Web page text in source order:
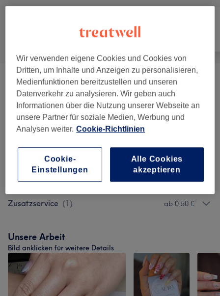
Nägel
Nagelverlängerung Mit Acryl & Gel (2 ) ab 32 €
Maniküre (1) ab 17 €
Pediküre (3 )
Premium Service ab 38 €
Augenbrauen Und Wimpern (3)
Zusatzservice (1) ab 0,50 €
Unsere Arbeit
Bild anklicken für weitere Details
Wir verwenden eigene Cookies und Cookies von
Dritten, um Inhalte und Anzeigen zu personalisieren,
Medienfunktionen bereitzustellen und unseren
Datenverkehr zu analysieren. Wir geben auch
Informationen über die Nutzung unserer Webseite an
unsere Partner für soziale Medien, Werbung und
Analysen weiter. Cookie-Richtlinien
Cookie-
Einstellungen
Alle Cookies
akzeptieren